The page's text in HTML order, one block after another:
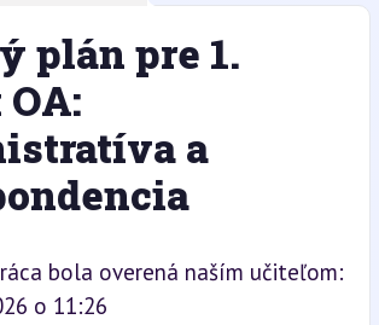
plán pre 1.
a
bola overená naším učiteľom:
o 11:26